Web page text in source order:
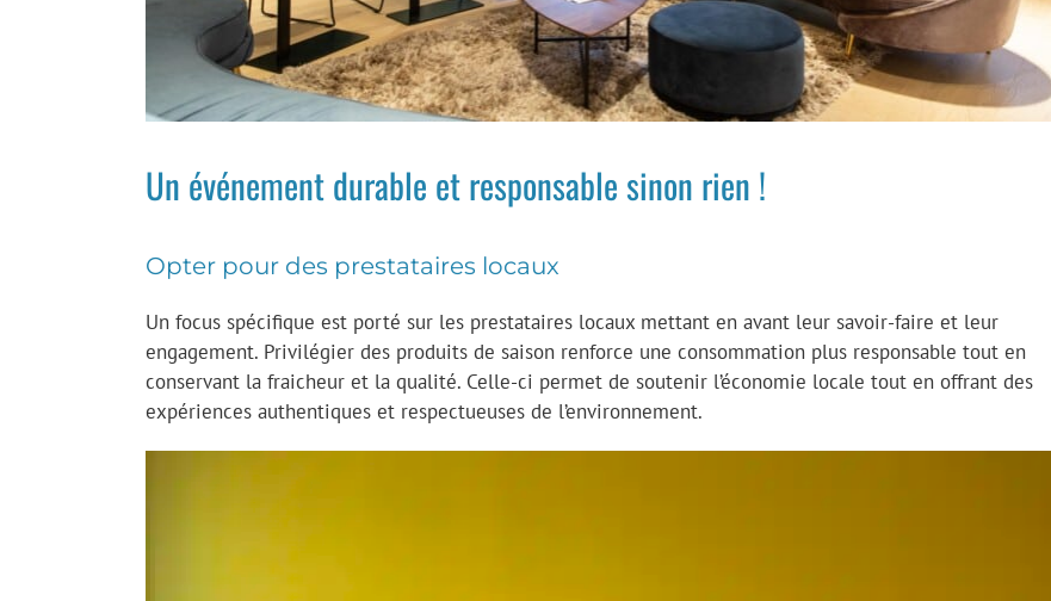
Un événement durable et responsable sinon rien !
Opter pour des prestataires locaux
Un focus spécifique est porté sur les prestataires locaux mettant en avant leur savoir-faire et leur
engagement. Privilégier des produits de saison renforce une consommation plus responsable tout en
conservant la fraicheur et la qualité. Celle-ci permet de soutenir l’économie locale tout en offrant des
expériences authentiques et respectueuses de l’environnement.